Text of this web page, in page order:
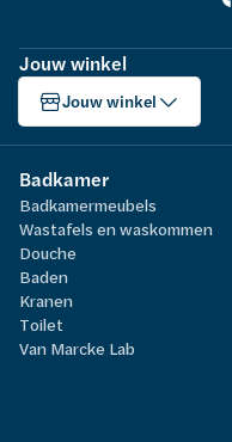
Jouw winkel
Jouw winkel
Badkamer
Badkamermeubels
Wastafels en waskommen
Douche
Baden
Kranen
Toilet
Van Marcke Lab